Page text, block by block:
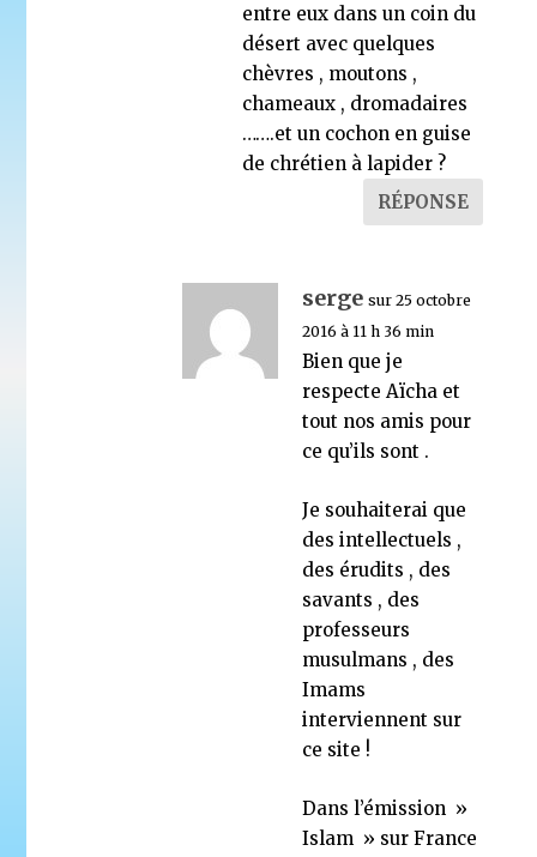
entre eux dans un coin du
désert avec quelques
chèvres , moutons ,
chameaux , dromadaires
…….et un cochon en guise
de chrétien à lapider ?
RÉPONSE
serge sur 25 octobre
2016 à 11 h 36 min
Bien que je
respecte Aïcha et
tout nos amis pour
ce qu’ils sont .
Je souhaiterai que
des intellectuels ,
des érudits , des
savants , des
professeurs
musulmans , des
Imams
interviennent sur
ce site !
Dans l’émission »
Islam » sur France